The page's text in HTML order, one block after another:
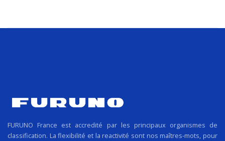
FURUNO France est accredité par les principaux organismes de
classification. La flexibilité et la reactivité sont nos maîtres-mots, pour